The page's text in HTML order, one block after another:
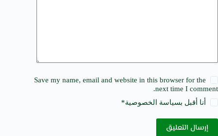
Save my name, email and website in this browser for the
next time I comment.
أنا أقبل بسياسة الخصوصية*
إرسال التعليق